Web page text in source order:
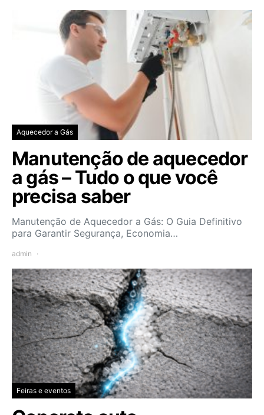
Aquecedor a Gás
Manutenção de aquecedor
a gás – Tudo o que você
precisa saber
Manutenção de Aquecedor a Gás: O Guia Definitivo
para Garantir Segurança, Economia…
admin
Feiras e eventos